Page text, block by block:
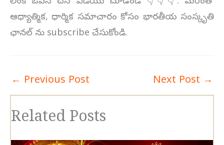
ఆధ్యాత్మిక, ధార్మిక సమాచారం కోసం భారతీయ సంస్కృతి
ఛానల్ ను subscribe చేసుకోండి.
← Previous Post Next Post →
Related Posts